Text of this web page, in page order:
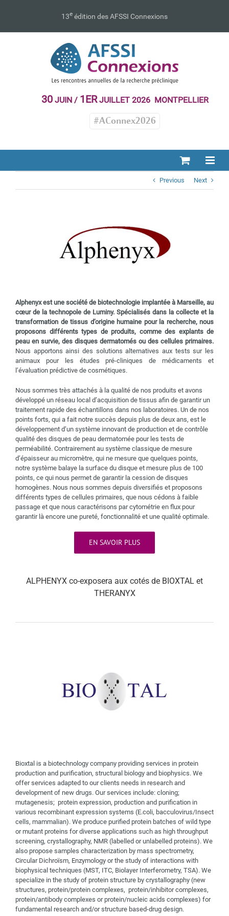
13e édition des AFSSI Connexions
30JUIN / 1ERJUILLET 2026 MONTPELLIER
#AConnex2026
Previous Next
Alphenyx est une société de biotechnologie implantée à Marseille, au
cœur de la technopole de Luminy. Spécialisés dans la collecte et la
transformation de tissus d’origine humaine pour la recherche, nous
proposons différents types de produits, comme des explants de
peau en survie, des disques dermatomés ou des cellules primaires.
Nous apportons ainsi des solutions alternatives aux tests sur les
animaux pour les études pré-cliniques de médicaments et
l’évaluation prédictive de cosmétiques.
Nous sommes très attachés à la qualité de nos produits et avons
développé un réseau local d’acquisition de tissus afin de garantir un
traitement rapide des échantillons dans nos laboratoires. Un de nos
points forts, qui a fait notre succès depuis plus de deux ans, est le
développement d’un système innovant de production et de contrôle
qualité des disques de peau dermatomée pour les tests de
perméabilité. Contrairement au système classique de mesure
d’épaisseur au micromètre, qui ne mesure que quelques points,
notre système balaye la surface du disque et mesure plus de 100
points, ce qui nous permet de garantir la cession de disques
homogènes. Nous nous sommes depuis diversifiés et proposons
différents types de cellules primaires, que nous cédons à faible
passage et que nous caractérisons par cytométrie en flux pour
garantir là encore une pureté, fonctionnalité et une qualité optimale.
EN SAVOIR PLUS
ALPHENYX co-exposera aux cotés de BIOXTAL et
THERANYX
Bioxtal is a biotechnology company providing services in protein
production and purification, structural biology and biophysics. We
offer services adapted to our clients needs in research and
development of new drugs. Our services include: cloning;
mutagenesis; protein expression, production and purification in
various recombinant expression systems (E.coli, bacculovirus/Insect
cells, mammalian). We produce purified protein batches of wild type
or mutant proteins for diverse applications such as high throughput
screening, crystallography, NMR (labelled or unlabelled proteins). We
also propose samples characterization by mass spectrometry,
Circular Dichroïsm, Enzymology or the study of interactions with
biophysical techniques (MST, ITC, Biolayer Interferometry, TSA). We
specialize in the study of protein structure by crystallography (new
structures, protein/protein complexes, protein/inhibitor complexes,
protein/antibody complexes or protein/nucleic acids complexes) for
fundamental research and/or structure based-drug design.